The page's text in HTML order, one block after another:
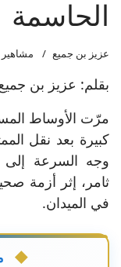
الحاسمة
عزيز بن جميع مشاهير
بقلم: عزيز بن
مرّت الأوساط
كبيرة بعد نقل
وجه السرعة إلى
ثامر، إثر أزمة
في الميدان.